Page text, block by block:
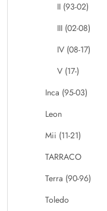
II (93-02)
III (02-08)
IV (08-17)
V (17-)
Inca (95-03)
Leon
Mii (11-21)
TARRACO
Terra (90-96)
Toledo